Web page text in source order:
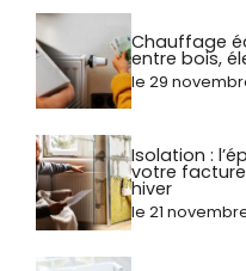
Chauffage
entre bois,
le 29
Isolation :
votre
hiver
le 21